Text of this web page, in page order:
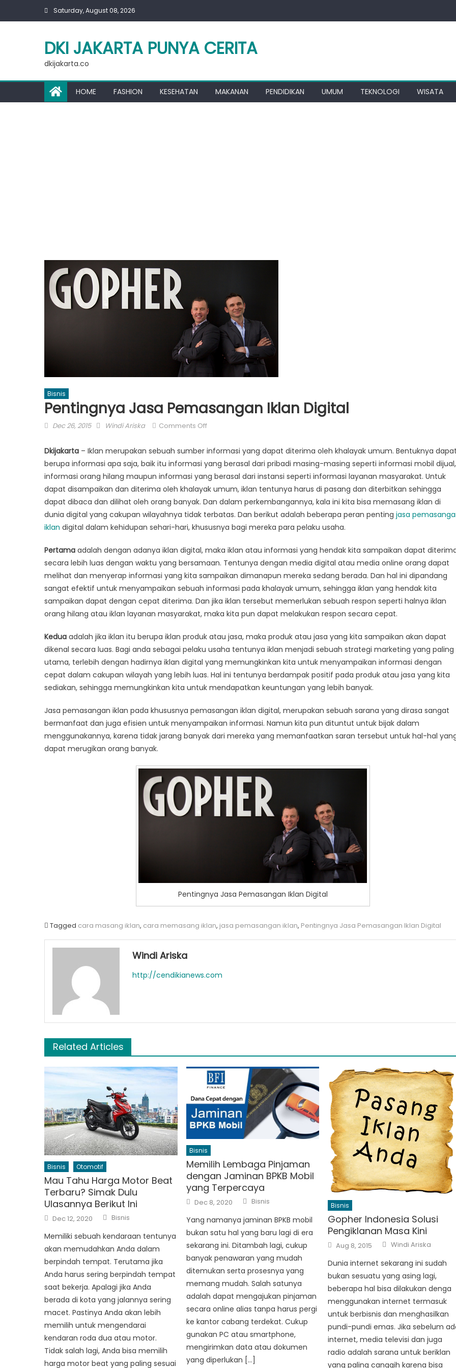
Saturday, August 08, 2026
DKI JAKARTA PUNYA CERITA
dkijakarta.co
HOME FASHION KESEHATAN MAKANAN PENDIDIKAN UMUM TEKNOLOGI WISATA
Bisnis
Pentingnya Jasa Pemasangan Iklan Digital
Posted
Dec 26, 2015 Author
Windi Ariska Comments Offon
Jasa
Pemasangan
Iklan
Digital
Dkijakarta – Iklan merupakan sebuah sumber informasi yang dapat diterima oleh khalayak umum. Bentuknya
berupa informasi apa saja, baik itu informasi yang berasal dari pribadi masing-masing seperti informasi mobil dijual,
informasi orang hilang maupun informasi yang berasal dari instansi seperti informasi layanan masyarakat. Untuk
dapat disampaikan dan diterima oleh khalayak umum, iklan tentunya harus di pasang dan diterbitkan sehingga
dapat dibaca dan dilihat oleh orang banyak. Dan dalam perkembangannya, kala ini kita bisa memasang iklan di
dunia digital yang cakupan wilayahnya tidak terbatas. Dan berikut adalah beberapa peran penting jasa
iklan digital dalam kehidupan sehari-hari, khususnya bagi mereka para pelaku usaha.
Pertama adalah dengan adanya iklan digital, maka iklan atau informasi yang hendak kita sampaikan dapat
secara lebih luas dengan waktu yang bersamaan. Tentunya dengan media digital atau media online orang dapat
melihat dan menyerap informasi yang kita sampaikan dimanapun mereka sedang berada. Dan hal ini dipandang
sangat efektif untuk menyampaikan sebuah informasi pada khalayak umum, sehingga iklan yang hendak kita
sampaikan dapat dengan cepat diterima. Dan jika iklan tersebut memerlukan sebuah respon seperti halnya iklan
orang hilang atau iklan layanan masyarakat, maka kita pun dapat melakukan respon secara cepat.
Kedua adalah jika iklan itu berupa iklan produk atau jasa, maka produk atau jasa yang kita sampaikan akan dapat
dikenal secara luas. Bagi anda sebagai pelaku usaha tentunya iklan menjadi sebuah strategi marketing yang paling
utama, terlebih dengan hadirnya iklan digital yang memungkinkan kita untuk menyampaikan informasi dengan
cepat dalam cakupan wilayah yang lebih luas. Hal ini tentunya berdampak positif pada produk atau jasa yang kita
sediakan, sehingga memungkinkan kita untuk mendapatkan keuntungan yang lebih banyak.
Jasa pemasangan iklan pada khususnya pemasangan iklan digital, merupakan sebuah sarana yang dirasa sangat
bermanfaat dan juga efisien untuk menyampaikan informasi. Namun kita pun dituntut untuk bijak dalam
menggunakannya, karena tidak jarang banyak dari mereka yang memanfaatkan saran tersebut untuk hal-hal
dapat merugikan orang banyak.
Pentingnya Jasa Pemasangan Iklan Digital
Tagged cara masang iklan, cara memasang iklan, jasa pemasangan iklan, Pentingnya Jasa Pemasangan Iklan Digital
Windi Ariska
http://cendikianews.com
Related Articles
Bisnis Otomotif
Mau Tahu Harga Motor Beat
Terbaru? Simak Dulu
Ulasannya Berikut Ini
Posted
on
Dec 12, 2020 Author
Bisnis
Memiliki sebuah kendaraan tentunya
akan memudahkan Anda dalam
berpindah tempat. Terutama jika
Anda harus sering berpindah tempat
saat bekerja. Apalagi jika Anda
berada di kota yang jalannya sering
macet. Pastinya Anda akan lebih
memilih untuk mengendarai
kendaran roda dua atau motor.
Tidak salah lagi, Anda bisa memilih
harga motor beat yang paling sesuai
Bisnis
Memilih Lembaga Pinjaman
dengan Jaminan BPKB Mobil
yang Terpercaya
Posted
on
Dec 8, 2020 Author
Bisnis
Yang namanya jaminan BPKB mobil
bukan satu hal yang baru lagi di era
sekarang ini. Ditambah lagi, cukup
banyak penawaran yang mudah
ditemukan serta prosesnya yang
memang mudah. Salah satunya
adalah dapat mengajukan pinjaman
secara online alias tanpa harus pergi
ke kantor cabang terdekat. Cukup
gunakan PC atau smartphone,
mengirimkan data atau dokumen
yang diperlukan […]
Bisnis
Gopher Indonesia Solusi
Pengiklanan Masa Kini
Posted
on
Aug 8, 2015 Author
Windi Ariska
Dunia internet sekarang ini sudah
bukan sesuatu yang asing lagi,
beberapa hal bisa dilakukan denga
menggunakan internet termasuk
untuk berbisnis dan menghasilkan
pundi-pundi emas. Jika sebelum
internet, media televisi dan juga
radio adalah sarana untuk beriklan
yang paling canggih karena bisa